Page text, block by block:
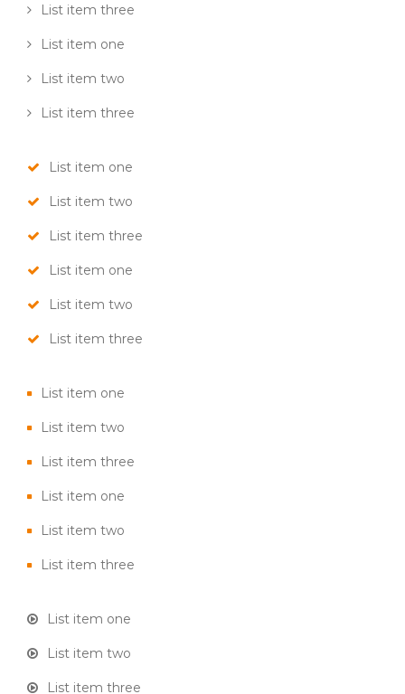
List item three
List item one
List item two
List item three
List item one
List item two
List item three
List item one
List item two
List item three
List item one
List item two
List item three
List item one
List item two
List item three
List item one
List item two
List item three